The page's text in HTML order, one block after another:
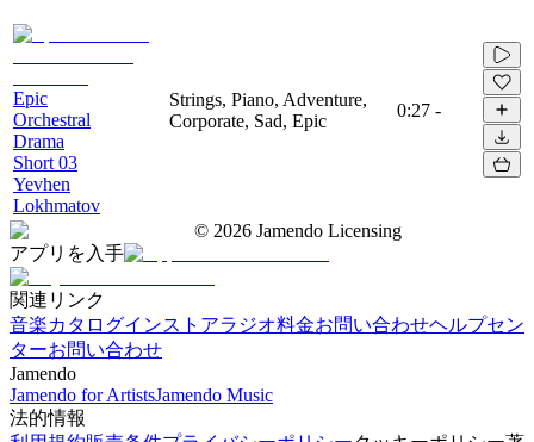
Epic
Orchestral
Drama
Short 03
Yevhen
Lokhmatov
Strings, Piano, Adventure,
Corporate, Sad, Epic
0:27 -
© 2026 Jamendo Licensing
アプリを入手
関連リンク
音楽カタログインストアラジオ料金お問い合わせヘルプセン
ターお問い合わせ
Jamendo
Jamendo for ArtistsJamendo Music
法的情報